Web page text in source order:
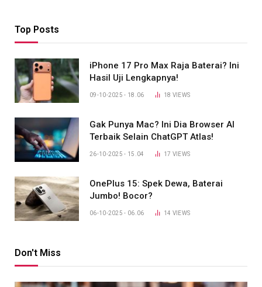
Top Posts
iPhone 17 Pro Max Raja Baterai? Ini
Hasil Uji Lengkapnya!
09-10-2025 - 18.06 18 VIEWS
Gak Punya Mac? Ini Dia Browser AI
Terbaik Selain ChatGPT Atlas!
26-10-2025 - 15.04 17 VIEWS
OnePlus 15: Spek Dewa, Baterai
Jumbo! Bocor?
06-10-2025 - 06.06 14 VIEWS
Don't Miss